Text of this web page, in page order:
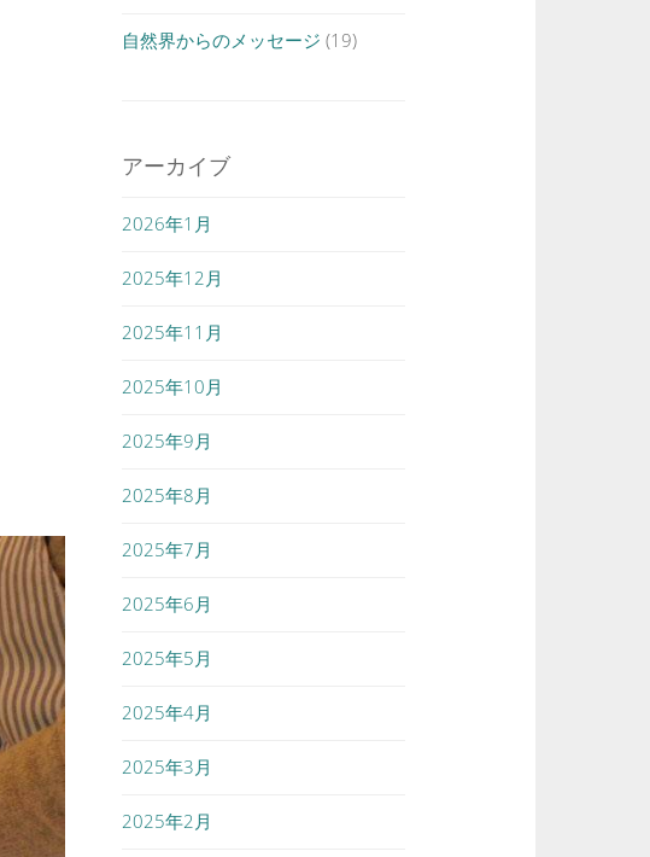
自然界からのメッセージ (19)
アーカイブ
2026年1月
2025年12月
2025年11月
2025年10月
2025年9月
2025年8月
2025年7月
2025年6月
2025年5月
2025年4月
2025年3月
2025年2月